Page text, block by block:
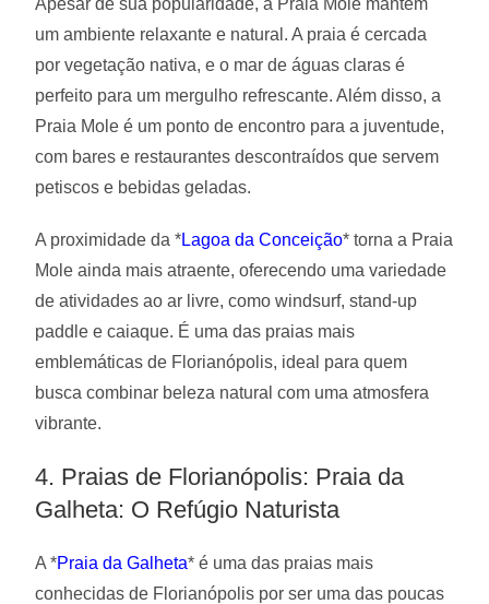
Apesar de sua popularidade, a Praia Mole mantém
um ambiente relaxante e natural. A praia é cercada
por vegetação nativa, e o mar de águas claras é
perfeito para um mergulho refrescante. Além disso, a
Praia Mole é um ponto de encontro para a juventude,
com bares e restaurantes descontraídos que servem
petiscos e bebidas geladas.
A proximidade da *Lagoa da Conceição* torna a Praia
Mole ainda mais atraente, oferecendo uma variedade
de atividades ao ar livre, como windsurf, stand-up
paddle e caiaque. É uma das praias mais
emblemáticas de Florianópolis, ideal para quem
busca combinar beleza natural com uma atmosfera
vibrante.
4. Praias de Florianópolis: Praia da
Galheta: O Refúgio Naturista
A *Praia da Galheta* é uma das praias mais
conhecidas de Florianópolis por ser uma das poucas